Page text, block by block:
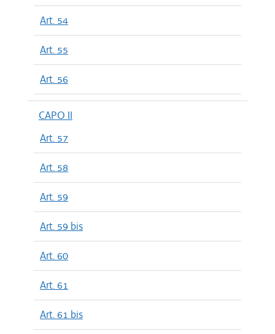
Art. 54
Art. 55
Art. 56
CAPO II
Art. 57
Art. 58
Art. 59
Art. 59 bis
Art. 60
Art. 61
Art. 61 bis